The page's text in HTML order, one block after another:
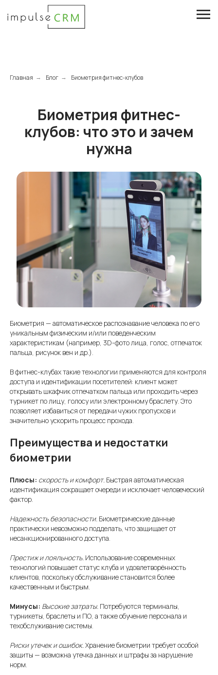
Главная → Блог → Биометрия фитнес-клубов
Биометрия фитнес-
клубов: что это и зачем
нужна
Биометрия — автоматическое распознавание человека по его
уникальным физическим и/или поведенческим
характеристикам (например, 3D-фото лица, голос, отпечаток
пальца, рисунок вен и др.).
В фитнес-клубах такие технологии применяются для контроля
доступа и идентификации посетителей: клиент может
открывать шкафчик отпечатком пальца или проходить через
турникет по лицу, голосу или электронному браслету. Это
позволяет избавиться от передачи чужих пропусков и
значительно ускорить процесс прохода.
Преимущества и недостатки
биометрии
Плюсы: скорость и комфорт. Быстрая автоматическая
идентификация сокращает очереди и исключает человеческий
фактор.
Надежность безопасности. Биометрические данные
практически невозможно подделать, что защищает от
несанкционированного доступа.
Престиж и лояльность. Использование современных
технологий повышает статус клуба и удовлетворённость
клиентов, поскольку обслуживание становится более
качественным и быстрым.
Минусы: Высокие затраты. Потребуются терминалы,
турникеты, браслеты и ПО, а также обучение персонала и
техобслуживание системы.
Риски утечек и ошибок.Хранение биометрии требует особой
защиты — возможна утечка данных и штрафы за нарушение
норм.